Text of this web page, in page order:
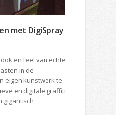
met DigiSpray
en feel van echte
in de
eigen kunstwerk te
en digitale graffiti
gigantisch